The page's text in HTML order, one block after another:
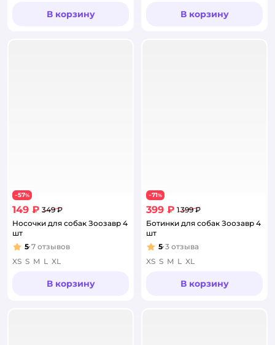
В корзину В корзину
−57%
149 ₽ 349 ₽
Носочки для собак Зоозавр 4
шт
Рейтинг:
5 7 отзывов
XS S M L XL
В корзину
−71%
399 ₽ 1 399 ₽
Ботинки для собак Зоозавр 4
шт
Рейтинг:
5 3 отзыва
XS S M L XL
В корзину